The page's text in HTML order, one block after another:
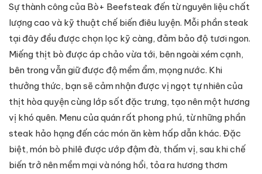
Sự thành công của Bò+ Beefsteak đến từ nguyên liệu chất
lượng cao và kỹ thuật chế biến điêu luyện. Mỗi phần steak
tại đây đều được chọn lọc kỹ càng, đảm bảo độ tươi ngon.
Miếng thịt bò được áp chảo vừa tới, bên ngoài xém cạnh,
bên trong vẫn giữ được độ mềm ẩm, mọng nước. Khi
thưởng thức, bạn sẽ cảm nhận được vị ngọt tự nhiên của
thịt hòa quyện cùng lớp sốt đặc trưng, tạo nên một hương
vị khó quên. Menu của quán rất phong phú, từ những phần
steak hảo hạng đến các món ăn kèm hấp dẫn khác. Đặc
biệt, món bò philê được ướp đậm đà, thấm vị, sau khi chế
biến trở nên mềm mại và nóng hổi, tỏa ra hương thơm